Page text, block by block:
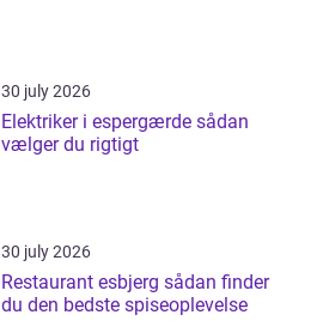
30 july 2026
Elektriker i espergærde sådan
vælger du rigtigt
30 july 2026
Restaurant esbjerg sådan finder
du den bedste spiseoplevelse